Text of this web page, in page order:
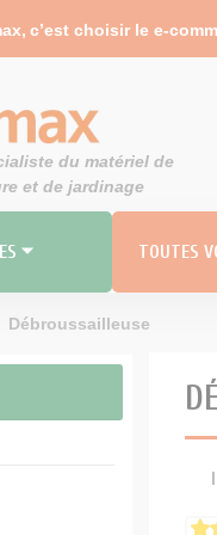
c’est choisir le e-
du matériel de
et de jardinage
⏷ TOUTES
Débroussailleuse